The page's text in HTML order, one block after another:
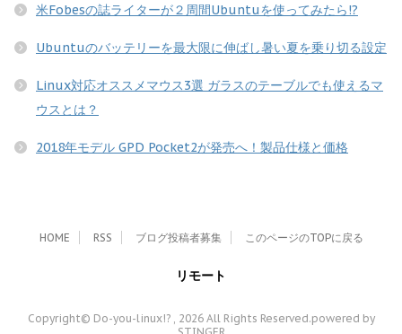
米Fobesの誌ライターが２周間Ubuntuを使ってみたら!?
Ubuntuのバッテリーを最大限に伸ばし暑い夏を乗り切る設定
Linux対応オススメマウス3選 ガラスのテーブルでも使えるマ
ウスとは？
2018年モデル GPD Pocket2が発売へ！製品仕様と価格
HOME RSS ブログ投稿者募集 このページのTOPに戻る
リモート
Copyright© Do-you-linux!? , 2026 All Rights Reserved.powered by